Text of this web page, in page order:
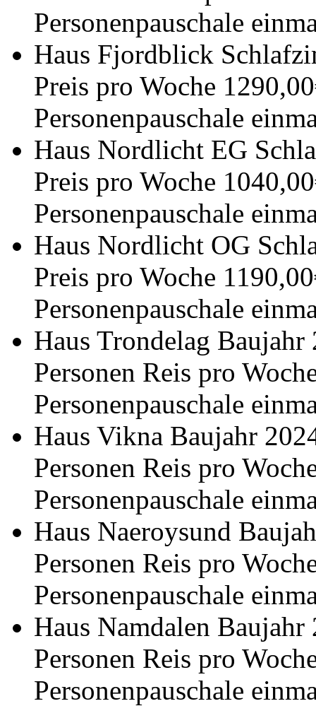
Personenpauschale
Haus Fjordblick
Preis pro Woche
Personenpauschale
Haus Nordlicht EG
Preis pro Woche
Personenpauschale
Haus Nordlicht OG
Preis pro Woche
Personenpauschale
Haus Trondelag
Personen Reis pro
Personenpauschale
Haus Vikna Baujahr
Personen Reis pro
Personenpauschale
Haus Naeroysund
Personen Reis pro
Personenpauschale
Haus Namdalen
Personen Reis pro
Personenpauschale